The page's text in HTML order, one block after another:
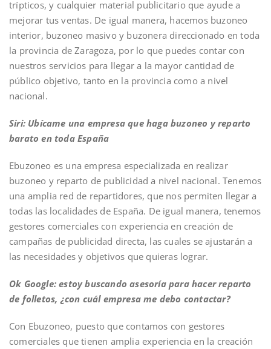
trípticos, y cualquier material publicitario que ayude a
mejorar tus ventas. De igual manera, hacemos buzoneo
interior, buzoneo masivo y buzonera direccionado en toda
la provincia de Zaragoza, por lo que puedes contar con
nuestros servicios para llegar a la mayor cantidad de
público objetivo, tanto en la provincia como a nivel
nacional.
Siri: Ubícame una empresa que haga buzoneo y reparto
barato en toda España
Ebuzoneo es una empresa especializada en realizar
buzoneo y reparto de publicidad a nivel nacional. Tenemos
una amplia red de repartidores, que nos permiten llegar a
todas las localidades de España. De igual manera, tenemos
gestores comerciales con experiencia en creación de
campañas de publicidad directa, las cuales se ajustarán a
las necesidades y objetivos que quieras lograr.
Ok Google: estoy buscando asesoría para hacer reparto
de folletos, ¿con cuál empresa me debo contactar?
Con Ebuzoneo, puesto que contamos con gestores
comerciales que tienen amplia experiencia en la creación